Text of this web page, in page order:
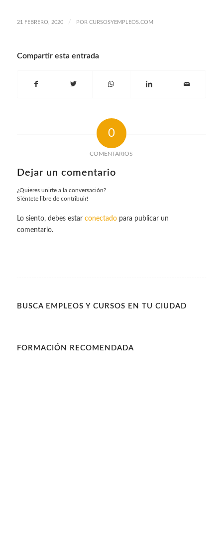
21 FEBRERO, 2020 / POR CURSOSYEMPLEOS.COM
Compartir esta entrada
0
COMENTARIOS
Dejar un comentario
¿Quieres unirte a la conversación?
Siéntete libre de contribuir!
Lo siento, debes estar conectadopara publicar un
comentario.
BUSCA EMPLEOS Y CURSOS EN TU CIUDAD
FORMACIÓN RECOMENDADA